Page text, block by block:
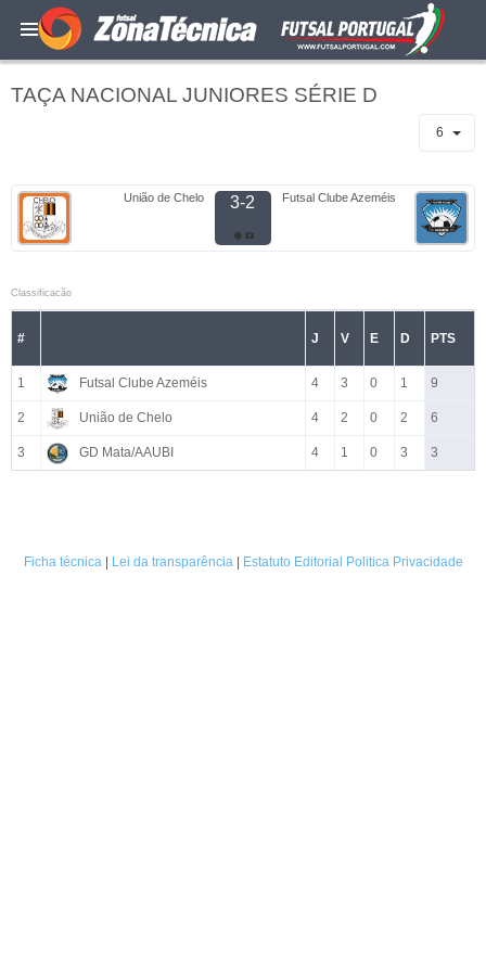
TAÇA NACIONAL JUNIORES SÉRIE D
6
União de Chelo 3-2 Futsal Clube Azeméis
Classificacão
# J V E D PTS
1 Futsal Clube Azeméis 4 3 0 1 9
2 União de Chelo 4 2 0 2 6
3 GD Mata/AAUBI 4 1 0 3 3
Ficha técnica| Lei da transparência| Estatuto Editorial Politica Privacidade